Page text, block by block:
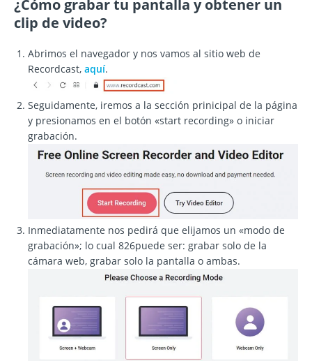
¿Cómo grabar tu pantalla y obtener un
clip de video?
Abrimos el navegador y nos vamos al sitio web de
Recordcast, aquí.
Seguidamente, iremos a la sección prinicipal de la página
y presionamos en el botón «start recording» o iniciar
grabación.
Inmediatamente nos pedirá que elijamos un «modo de
grabación»; lo cual 826puede ser: grabar solo de la
cámara web, grabar solo la pantalla o ambas.